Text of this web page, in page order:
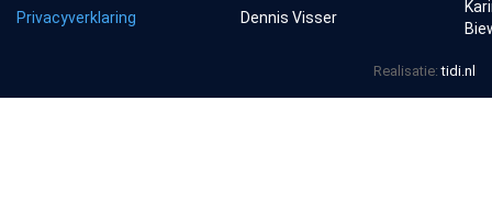
Privacyverklaring Dennis Visser
Realisatie:tidi.nl